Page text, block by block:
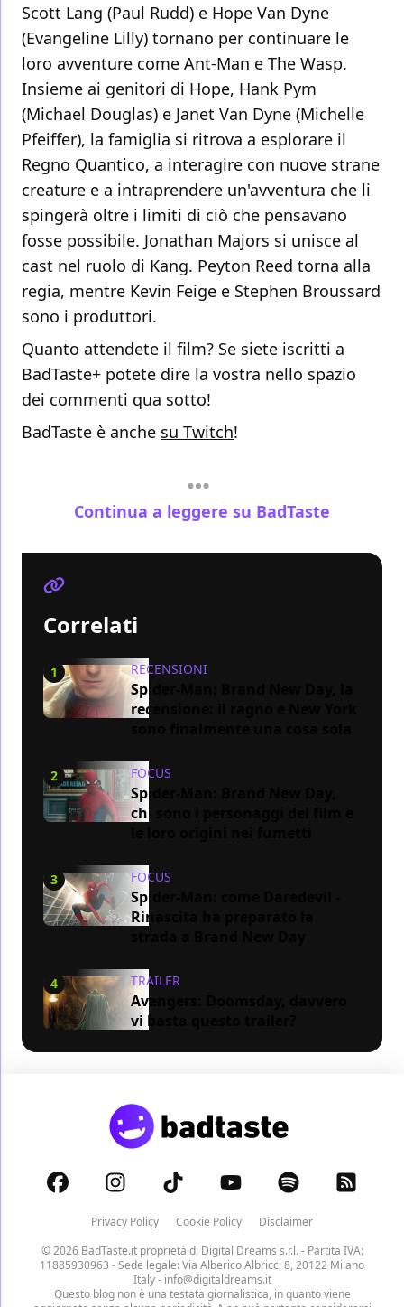
Scott Lang (Paul Rudd) e Hope Van Dyne
(Evangeline Lilly) tornano per continuare le
loro avventure come Ant-Man e The Wasp.
Insieme ai genitori di Hope, Hank Pym
(Michael Douglas) e Janet Van Dyne (Michelle
Pfeiffer), la famiglia si ritrova a esplorare il
Regno Quantico, a interagire con nuove strane
creature e a intraprendere un'avventura che li
spingerà oltre i limiti di ciò che pensavano
fosse possibile. Jonathan Majors si unisce al
cast nel ruolo di Kang. Peyton Reed torna alla
regia, mentre Kevin Feige e Stephen Broussard
sono i produttori.
Quanto attendete il film? Se siete iscritti a
BadTaste+ potete dire la vostra nello spazio
dei commenti qua sotto!
BadTaste è anche su Twitch!
Continua a leggere su BadTaste
Correlati
1 RECENSIONI
Spider-Man: Brand New Day, la
recensione: il ragno e New York
2 FOCUS
Spider-Man: Brand New Day,
chi sono i personaggi del film e
3 FOCUS
Spider-Man: come Daredevil -
Rinascita ha preparato la
4 TRAILER
Avengers: Doomsday, davvero
vi basta questo trailer?
Privacy Policy Cookie Policy
Disclaimer
© 2026 BadTaste.it proprietà di Digital Dreams s.r.l.- Partita IVA:
11885930963 - Sede legale: Via Alberico Albricci 8, 20122 Milano
Italy - info@digitaldreams.it
Questo blog non è una testata giornalistica, in quanto viene